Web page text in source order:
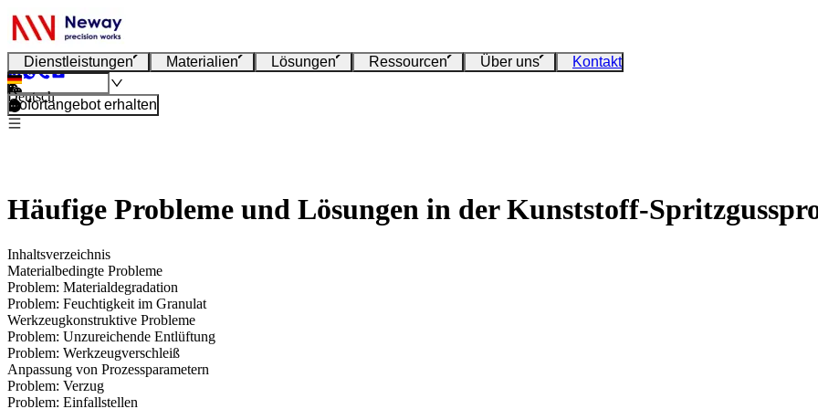
Dienstleistungen Materialien Lösungen Ressourcen Über uns Kontakt
Deutsch
Sofortangebot erhalten
Häufige Probleme und Lösungen in der Kunststoff-
Inhaltsverzeichnis
Materialbedingte Probleme
Problem: Materialdegradation
Problem: Feuchtigkeit im Granulat
Werkzeugkonstruktive Probleme
Problem: Unzureichende Entlüftung
Problem: Werkzeugverschleiß
Anpassung von Prozessparametern
Problem: Verzug
Problem: Einfallstellen